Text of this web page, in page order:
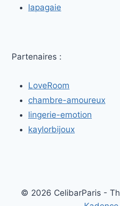
lapagaie
Partenaires :
LoveRoom
chambre-amoureux
lingerie-emotion
kaylorbijoux
© 2026 CelibarParis -